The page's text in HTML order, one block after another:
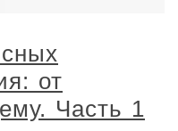
от
Часть 1